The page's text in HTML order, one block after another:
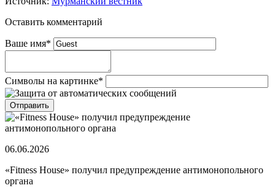
Оставить комментарий
Ваше имя*
Символы на картинке*
06.06.2026
«Fitness House» получил предупреждение антимонопольного
органа